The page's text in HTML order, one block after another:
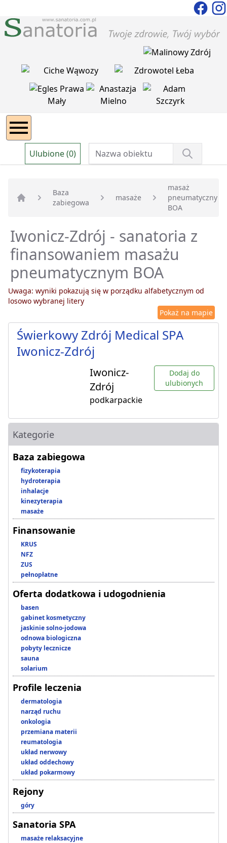
Ulubione (0)
Strona główna
Baza
zabiegowa
masaże
masaż
pneumatyczny
BOA
Iwonicz-Zdrój - sanatoria z
finansowaniem masażu
pneumatycznym BOA
Uwaga: wyniki pokazują się w porządku alfabetycznym od
losowo wybranej litery
Pokaż na mapie
Świerkowy Zdrój Medical SPA
Iwonicz-Zdrój
Iwonicz-
Zdrój
podkarpackie
Dodaj do
ulubionych
Kategorie
Baza zabiegowa
fizykoterapia
hydroterapia
inhalacje
kinezyterapia
masaże
Finansowanie
KRUS
NFZ
ZUS
pełnopłatne
Oferta dodatkowa i udogodnienia
basen
gabinet kosmetyczny
jaskinie solno-jodowa
odnowa biologiczna
pobyty lecznicze
sauna
solarium
Profile leczenia
dermatologia
narząd ruchu
onkologia
przemiana materii
reumatologia
układ nerwowy
układ oddechowy
układ pokarmowy
Rejony
góry
Sanatoria SPA
masaże relaksacyjne